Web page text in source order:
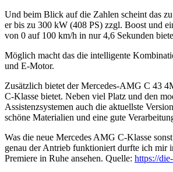
Und beim Blick auf die Zahlen scheint das
er bis zu 300 kW (408 PS) zzgl. Boost und
von 0 auf 100 km/h in nur 4,6 Sekunden
Möglich macht das die intelligente
und E-Motor.
Zusätzlich bietet der Mercedes-AMG C 43
C-Klasse bietet. Neben viel Platz und den
Assistenzsystemen auch die aktuellste
schöne Materialien und eine gute
Was die neue Mercedes AMG C-Klasse
genau der Antrieb funktioniert durfte ich mir
Premiere in Ruhe ansehen. Quelle: https://